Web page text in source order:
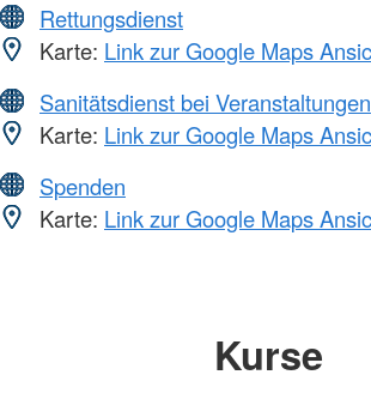
Rettungsdienst
Karte: Link zur Google Maps
Sanitätsdienst bei Veranstaltungen
Karte: Link zur Google Maps
Spenden
Karte: Link zur Google Maps
Kurse